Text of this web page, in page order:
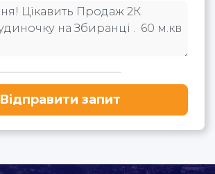
Відправити запит